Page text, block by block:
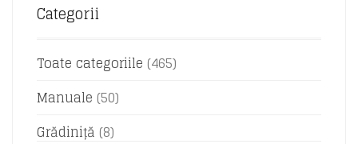
Categorii
Toate categoriile (465)
Manuale (50)
Grădiniță (8)